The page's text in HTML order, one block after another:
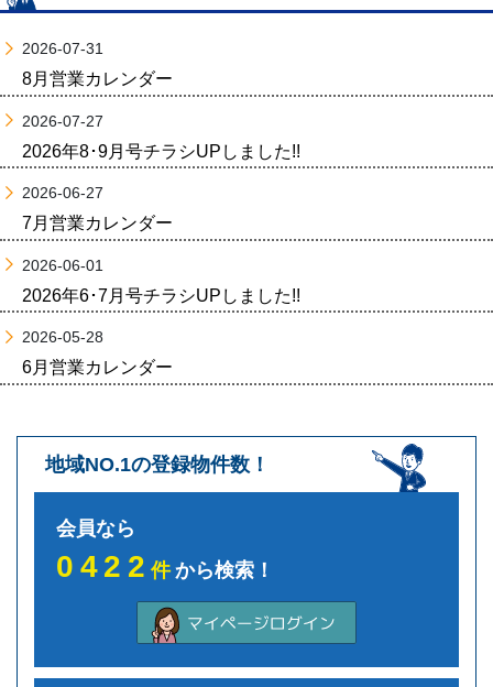
2026-07-31
8月営業カレンダー
2026-07-27
2026年8･9月号チラシUPしました!!
2026-06-27
7月営業カレンダー
2026-06-01
2026年6･7月号チラシUPしました!!
2026-05-28
6月営業カレンダー
地域NO.1の登録物件数！
会員なら
0422件から検索！